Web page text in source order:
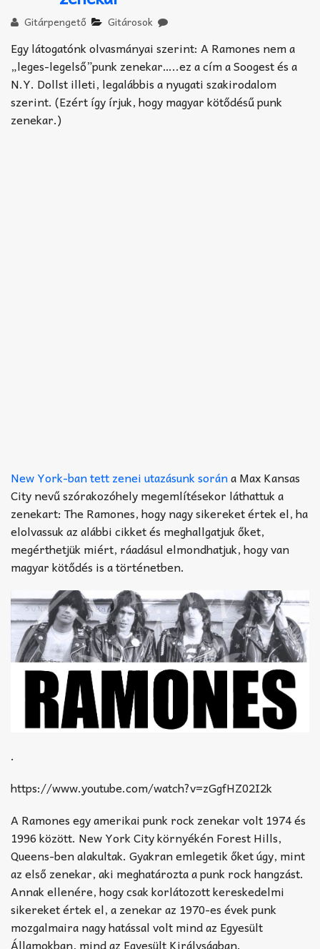
Improvizáció
Gitárpengető Gitárosok
Egy látogatónk olvasmányai szerint: A Ramones nem a
„leges-legelső”punk zenekar…..ez a cím a Soogest és a
N.Y. Dollst illeti, legalábbis a nyugati szakirodalom
szerint. (Ezért így írjuk, hogy magyar kötődésű punk
zenekar.)
New York-ban tett zenei utazásunk sorána Max Kansas
City nevű szórakozóhely megemlítésekor láthattuk a
zenekart: The Ramones, hogy nagy sikereket értek el, ha
elolvassuk az alábbi cikket és meghallgatjuk őket,
megérthetjük miért, ráadásul elmondhatjuk, hogy van
magyar kötődés is a történetben.
.
https://www.youtube.com/watch?v=zGgfHZ02I2k
A Ramones egy amerikai punk rock zenekar volt 1974 és
1996 között. New York City környékén Forest Hills,
Queens-ben alakultak. Gyakran emlegetik őket úgy, mint
az első zenekar, aki meghatározta a punk rock hangzást.
Annak ellenére, hogy csak korlátozott kereskedelmi
sikereket értek el, a zenekar az 1970-es évek punk
mozgalmaira nagy hatással volt mind az Egyesült
Államokban, mind az Egyesült Királyságban.